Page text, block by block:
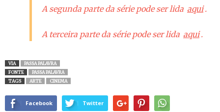
A segunda parte da série pode ser lida aqui .
A terceira parte da série pode ser lida aqui .
VIA
PASSA PALAVRA
FONTE
PASSA PALAVRA
TAGS
ARTE CINEMA
Facebook Twitter